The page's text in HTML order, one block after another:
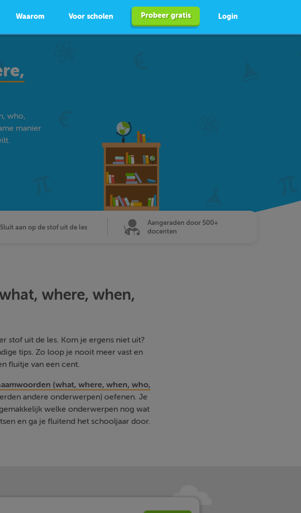
Waarom Voor scholen Probeer gratis Login
who,
manier
Sluit aan op de stof uit de les
Aangeraden door 500+
docenten
where, when,
stof uit de les. Kom je ergens niet uit?
tips. Zo loop je nooit meer vast en
fluitje van een cent.
(what, where, when, who,
andere onderwerpen) oefenen. Je
welke onderwerpen nog wat
en ga je fluitend het schooljaar door.